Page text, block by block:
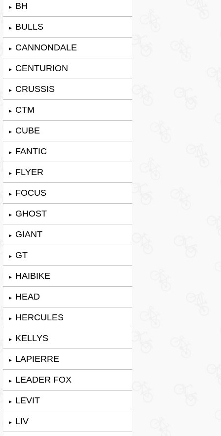
► BH
► BULLS
► CANNONDALE
► CENTURION
► CRUSSIS
► CTM
► CUBE
► FANTIC
► FLYER
► FOCUS
► GHOST
► GIANT
► GT
► HAIBIKE
► HEAD
► HERCULES
► KELLYS
► LAPIERRE
► LEADER FOX
► LEVIT
► LIV